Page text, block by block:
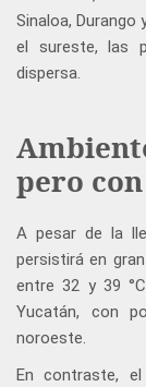
Sinaloa,
el sureste, las
dispersa.
pero
A pesar de la
persistirá en
entre 32 y 39
Yucatán, con
noroeste.
En contraste,